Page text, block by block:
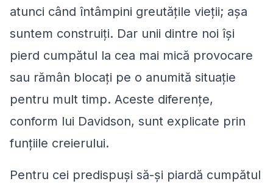
atunci când întâmpini greutățile vieții; așa
suntem construiți. Dar unii dintre noi își
pierd cumpătul la cea mai mică provocare
sau rămân blocați pe o anumită situație
pentru mult timp. Aceste diferențe,
conform lui Davidson, sunt explicate prin
funțiile creierului.
Pentru cei predispuși să-și piardă cumpătul